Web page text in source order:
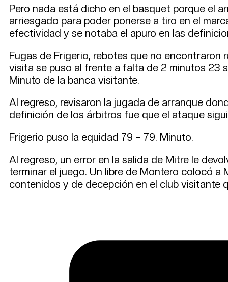
Pero nada está dicho en el basquet porque el
arriesgado para poder ponerse a tiro en el
efectividad y se notaba el apuro en las
Fugas de Frigerio, rebotes que no encontraron
visita se puso al frente a falta de 2 minutos 23
Minuto de la banca visitante.
Al regreso, revisaron la jugada de arranque
definición de los árbitros fue que el ataque
Frigerio puso la equidad 79 – 79. Minuto.
Al regreso, un error en la salida de Mitre le
terminar el juego. Un libre de Montero colocó
contenidos y de decepción en el club visitante